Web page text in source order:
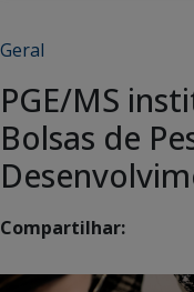
Geral
PGE/MS
Bolsas de
Compartilhar: